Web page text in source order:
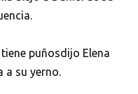
puñosdijo Elena
a su yerno.